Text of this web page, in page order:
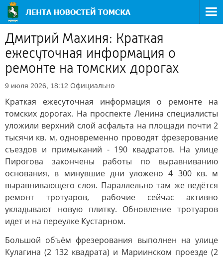
Дмитрий Махиня: Краткая
ежесуточная информация о
ремонте на томских дорогах
9 июля 2026, 18:12 Официально
Краткая ежесуточная информация о ремонте на
томских дорогах. На проспекте Ленина специалисты
уложили верхний слой асфальта на площади почти 2
тысячи кв. м, одновременно проводят фрезерование
съездов и примыканий - 190 квадратов. На улице
Пирогова закончены работы по выравниванию
основания, в минувшие дни уложено 4 300 кв. м
выравнивающего слоя. Параллельно там же ведётся
ремонт тротуаров, рабочие сейчас активно
укладывают новую плитку. Обновление тротуаров
идет и на переулке Кустарном.
Большой объём фрезерования выполнен на улице
Кулагина (2 132 квадрата) и Мариинском проезде (2